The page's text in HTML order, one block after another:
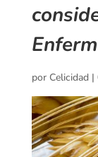
por Celicidad|